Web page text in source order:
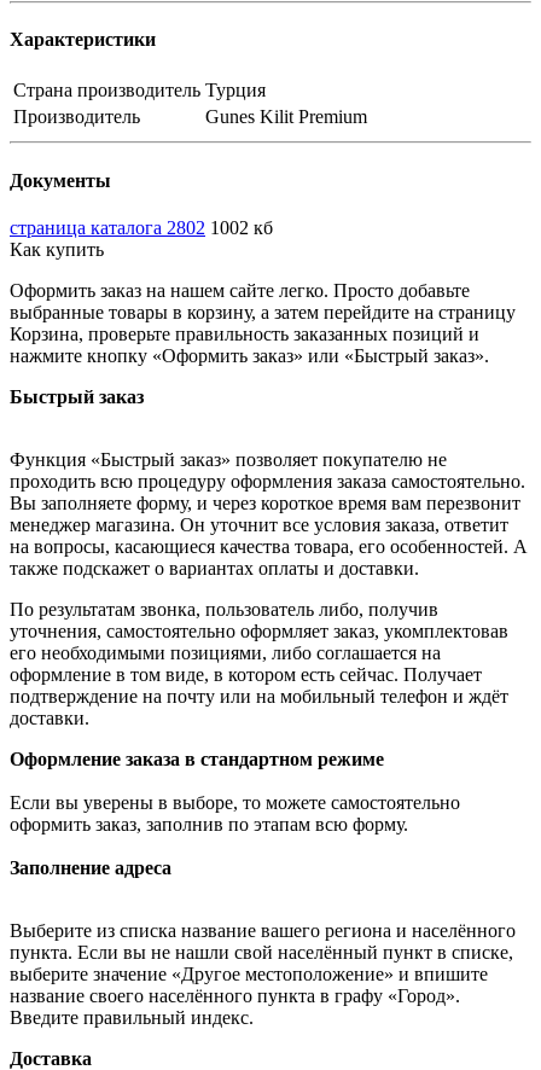
Характеристики
Страна производитель Турция
Производитель
Gunes Kilit Premium
Документы
страница каталога 2802 1002 кб
Как купить
Оформить заказ на нашем сайте легко. Просто добавьте
выбранные товары в корзину, а затем перейдите на страницу
Корзина, проверьте правильность заказанных позиций и
нажмите кнопку «Оформить заказ» или «Быстрый заказ».
Быстрый заказ
Функция «Быстрый заказ» позволяет покупателю не
проходить всю процедуру оформления заказа самостоятельно.
Вы заполняете форму, и через короткое время вам перезвонит
менеджер магазина. Он уточнит все условия заказа, ответит
на вопросы, касающиеся качества товара, его особенностей. А
также подскажет о вариантах оплаты и доставки.
По результатам звонка, пользователь либо, получив
уточнения, самостоятельно оформляет заказ, укомплектовав
его необходимыми позициями, либо соглашается на
оформление в том виде, в котором есть сейчас. Получает
подтверждение на почту или на мобильный телефон и ждёт
доставки.
Оформление заказа в стандартном режиме
Если вы уверены в выборе, то можете самостоятельно
оформить заказ, заполнив по этапам всю форму.
Заполнение адреса
Выберите из списка название вашего региона и населённого
пункта. Если вы не нашли свой населённый пункт в списке,
выберите значение «Другое местоположение» и впишите
название своего населённого пункта в графу «Город».
Введите правильный индекс.
Доставка